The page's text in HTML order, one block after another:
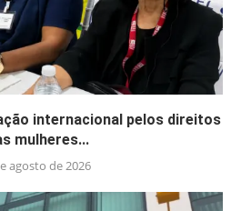
internacional pelos direitos
mulheres...
agosto de 2026